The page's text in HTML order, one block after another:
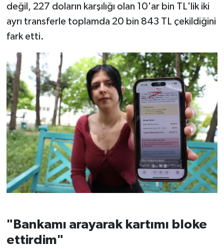
değil, 227 doların karşılığı olan 10'ar bin TL'lik iki
ayrı transferle toplamda 20 bin 843 TL çekildiğini
fark etti.
"Bankamı arayarak kartımı bloke
ettirdim"